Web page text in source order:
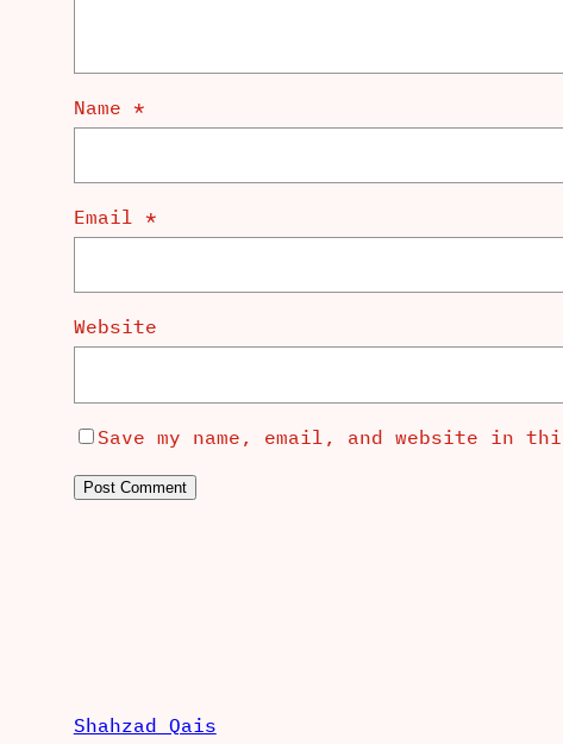
Name *
Email *
Website
Save my name, email, and website in
Shahzad Qais